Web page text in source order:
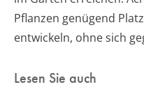
Pflanzen genügend
entwickeln, ohne sich
Lesen Sie auch